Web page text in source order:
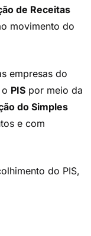
de Receitas
movimento do
empresas do
PIS por meio da
do Simples
e com
do PIS,